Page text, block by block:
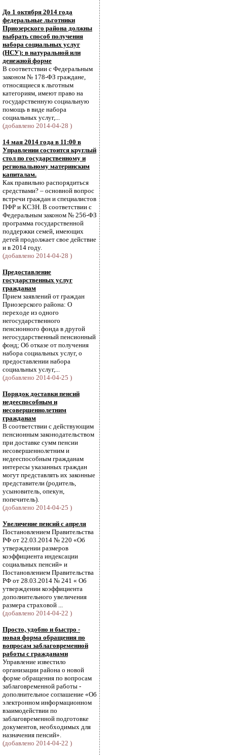
До 1 октября 2014 года
федеральные льготники
Приозерского района должны
выбрать способ получения
набора социальных услуг
(НСУ): в натуральной или
денежной форме
В соответствии с Федеральным
законом № 178-ФЗ граждане,
относящиеся к льготным
категориям, имеют право на
государственную социальную
помощь в виде набора
социальных услуг,...
(добавлено 2014-04-28 )
14 мая 2014 года в 11:00 в
Управлении состоится круглый
стол по государственному и
региональному материнским
капиталам.
Как правильно распорядиться
средствами? – основной вопрос
встречи граждан и специалистов
ПФР и КСЗН. В соответствии с
Федеральным законом № 256-ФЗ
программа государственной
поддержки семей, имеющих
детей продолжает свое действие
и в 2014 году.
(добавлено 2014-04-28 )
Предоставление
государственных услуг
гражданам
Прием заявлений от граждан
Приозерского района: О
переходе из одного
негосударственного
пенсионного фонда в другой
негосударственный пенсионный
фонд; Об отказе от получения
набора социальных услуг, о
предоставлении набора
социальных услуг,...
(добавлено 2014-04-25 )
Порядок доставки пенсий
недееспособным и
несовершеннолетним
гражданам
В соответствии с действующим
пенсионным законодательством
при доставке сумм пенсии
несовершеннолетним и
недееспособным гражданам
интересы указанных граждан
могут представлять их законные
представители (родитель,
усыновитель, опекун,
попечитель).
(добавлено 2014-04-25 )
Увеличение пенсий с апреля
Постановлением Правительства
РФ от 22.03.2014 № 220 «Об
утверждении размеров
коэффициента индексации
социальных пенсий» и
Постановлением Правительства
РФ от 28.03.2014 № 241 « Об
утверждении коэффициента
дополнительного увеличения
размера страховой ...
(добавлено 2014-04-22 )
Просто, удобно и быстро -
новая форма обращения по
вопросам заблаговременной
работы с гражданами
Управление известило
организации района о новой
форме обращения по вопросам
заблаговременной работы -
дополнительное соглашение «Об
электронном информационном
взаимодействии по
заблаговременной подготовке
документов, необходимых для
назначения пенсий».
(добавлено 2014-04-22 )